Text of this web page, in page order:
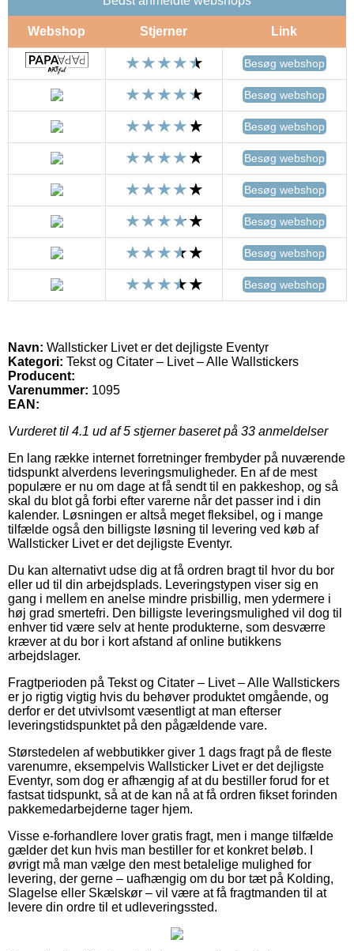
Webshop Stjerner Link
Besøg webshop
Besøg webshop
Besøg webshop
Besøg webshop
Besøg webshop
Besøg webshop
Besøg webshop
Besøg webshop
Navn: Wallsticker Livet er det dejligste Eventyr
Kategori: Tekst og Citater – Livet – Alle Wallstickers
Producent:
Varenummer: 1095
EAN:
Vurderet til 4.1 ud af 5 stjerner baseret på 33 anmeldelser
En lang række internet forretninger frembyder på nuværende
tidspunkt alverdens leveringsmuligheder. En af de mest
populære er nu om dage at få sendt til en pakkeshop, og så
skal du blot gå forbi efter varerne når det passer ind i din
kalender. Løsningen er altså meget fleksibel, og i mange
tilfælde også den billigste løsning til levering ved køb af
Wallsticker Livet er det dejligste Eventyr.
Du kan alternativt udse dig at få ordren bragt til hvor du bor
eller ud til din arbejdsplads. Leveringstypen viser sig en
gang i mellem en anelse mindre prisbillig, men ydermere i
høj grad smertefri. Den billigste leveringsmulighed vil dog til
enhver tid være selv at hente produkterne, som desværre
kræver at du bor i kort afstand af online butikkens
arbejdslager.
Fragtperioden på Tekst og Citater – Livet – Alle Wallstickers
er jo rigtig vigtig hvis du behøver produktet omgående, og
derfor er det utvivlsomt væsentligt at man efterser
leveringstidspunktet på den pågældende vare.
Størstedelen af webbutikker giver 1 dags fragt på de fleste
varenumre, eksempelvis Wallsticker Livet er det dejligste
Eventyr, som dog er afhængig af at du bestiller forud for et
fastsat tidspunkt, så at de kan nå at få ordren fikset forinden
pakkemedarbejderne tager hjem.
Visse e-forhandlere lover gratis fragt, men i mange tilfælde
gælder det kun hvis man bestiller for et konkret beløb. I
øvrigt må man vælge den mest betalelige mulighed for
levering, der gerne – uafhængig om du bor tæt på Kolding,
Slagelse eller Skælskør – vil være at få fragtmanden til at
levere din ordre til et udleveringssted.